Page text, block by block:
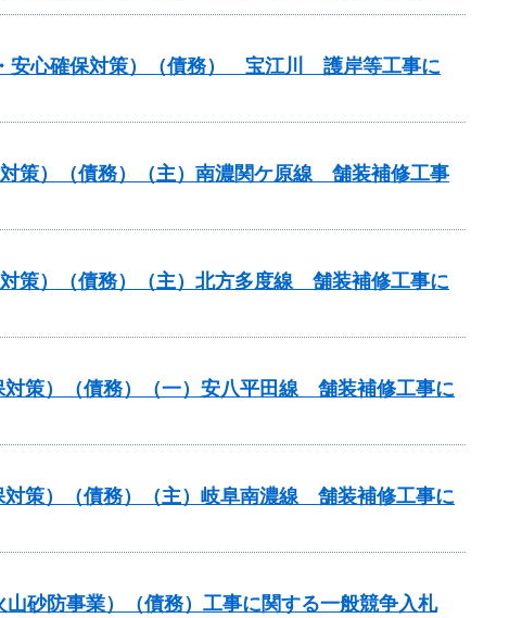
安心確保対策）（債務） 宝江川 護岸等工事に
策）（債務）（主）南濃関ケ原線 舗装補修工事
策）（債務）（主）北方多度線 舗装補修工事に
策）（債務）（一）安八平田線 舗装補修工事に
策）（債務）（主）岐阜南濃線 舗装補修工事に
砂防事業）（債務）工事に関する一般競争入札